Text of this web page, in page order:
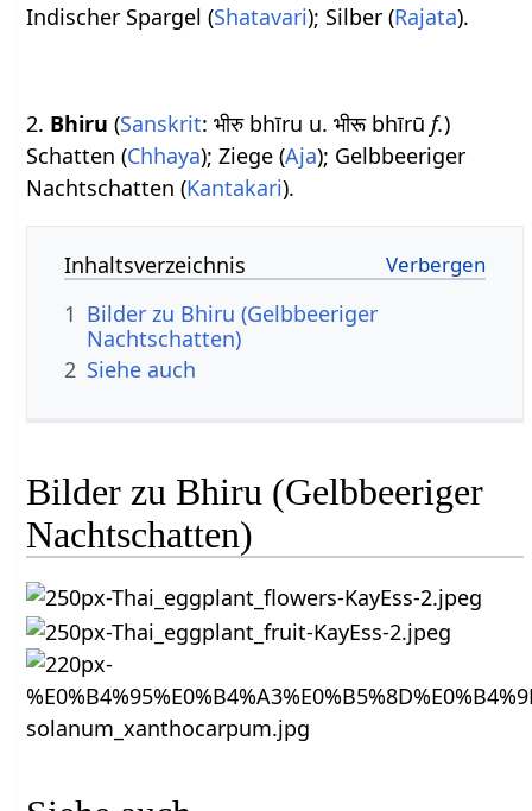
Indischer Spargel (Shatavari); Silber (Rajata).
2. Bhiru (Sanskrit: भीरु bhīru u. भीरू bhīrūf.)
Schatten (Chhaya); Ziege (Aja); Gelbbeeriger
Nachtschatten (Kantakari).
Inhaltsverzeichnis
1 Bilder zu Bhiru (Gelbbeeriger
Nachtschatten)
2 Siehe auch
Bilder zu Bhiru (Gelbbeeriger
Nachtschatten)